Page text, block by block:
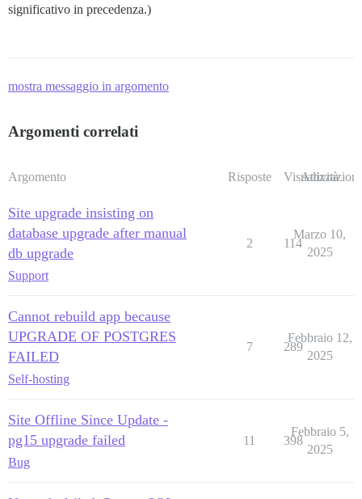
significativo in precedenza.)
mostra messaggio in argomento
Argomenti correlati
Argomento Risposte Visualizzazioni
Attività
Site upgrade insisting on
database upgrade after manual
db upgrade
Support
2 114
Marzo 10,
2025
Cannot rebuild app because
UPGRADE OF POSTGRES
FAILED
Self-hosting
7 289
Febbraio 12,
2025
Site Offline Since Update -
pg15 upgrade failed
Bug
11 398
Febbraio 5,
2025